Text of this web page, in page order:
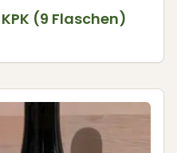
(9 Flaschen)